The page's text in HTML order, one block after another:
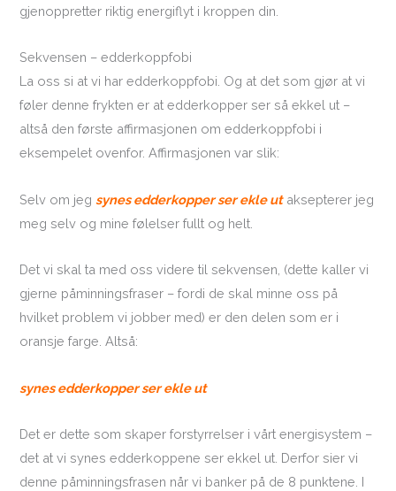
gjenoppretter riktig energiflyt i kroppen din.
Sekvensen – edderkoppfobi
La oss si at vi har edderkoppfobi. Og at det som gjør at vi
føler denne frykten er at edderkopper ser så ekkel ut –
altså den første affirmasjonen om edderkoppfobi i
eksempelet ovenfor. Affirmasjonen var slik:
Selv om jeg synes edderkopper ser ekle utaksepterer jeg
meg selv og mine følelser fullt og helt.
Det vi skal ta med oss videre til sekvensen, (dette kaller vi
gjerne påminningsfraser – fordi de skal minne oss på
hvilket problem vi jobber med) er den delen som er i
oransje farge. Altså:
synes edderkopper ser ekle ut
Det er dette som skaper forstyrrelser i vårt energisystem –
det at vi synes edderkoppene ser ekkel ut. Derfor sier vi
denne påminningsfrasen når vi banker på de 8 punktene. I